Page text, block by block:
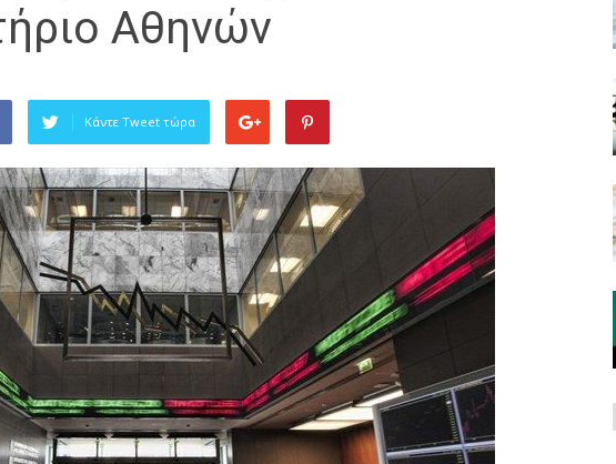
Αθηνών
Κάντε Tweet τώρα